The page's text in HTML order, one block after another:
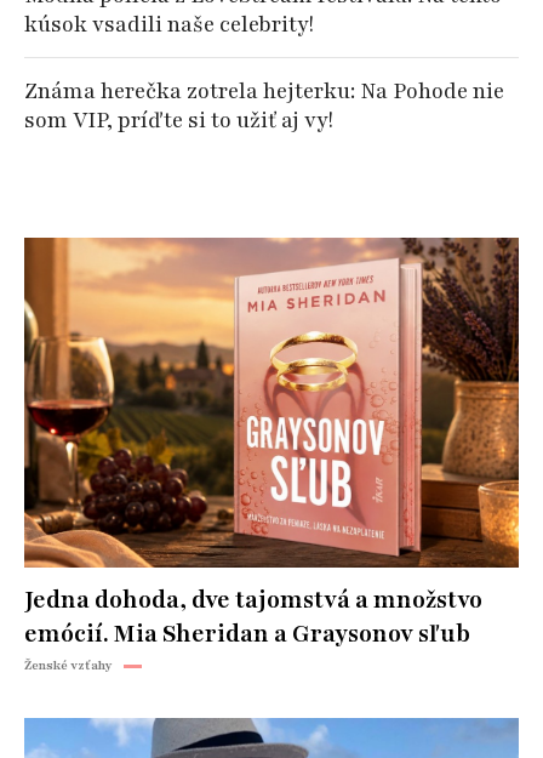
kúsok vsadili naše celebrity!
Známa herečka zotrela hejterku: Na Pohode nie
som VIP, príďte si to užiť aj vy!
Jedna dohoda, dve tajomstvá a množstvo
emócií. Mia Sheridan a Graysonov sľub
Ženské vzťahy